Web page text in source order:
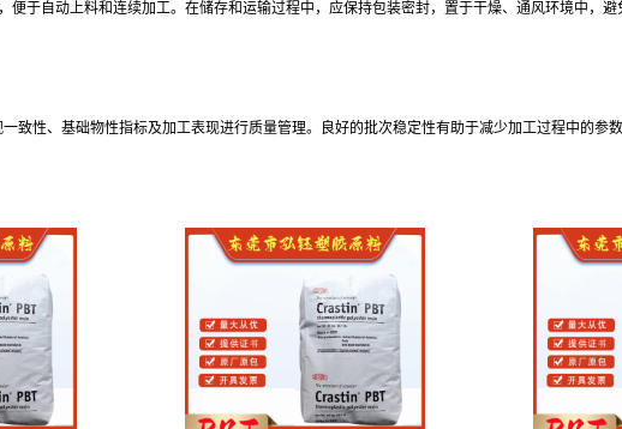
便于自动上料和连续加工。在储存和运输过程中，应保持包装密封，置于干燥、通风环境中，避
致性、基础物性指标及加工表现进行质量管理。良好的批次稳定性有助于减少加工过程中的参